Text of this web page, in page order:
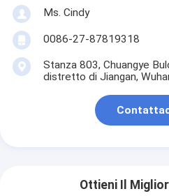
Ms. Cindy
0086-27-87819318
Stanza 803, Chuangye
distretto di Jiangan,
Ottieni Il